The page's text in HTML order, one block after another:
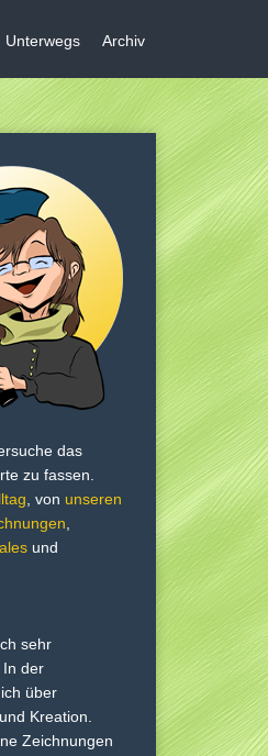
Unterwegs Archiv
das
zu fassen.
, von unseren
und
sehr
In der
über
Kreation.
Zeichnungen